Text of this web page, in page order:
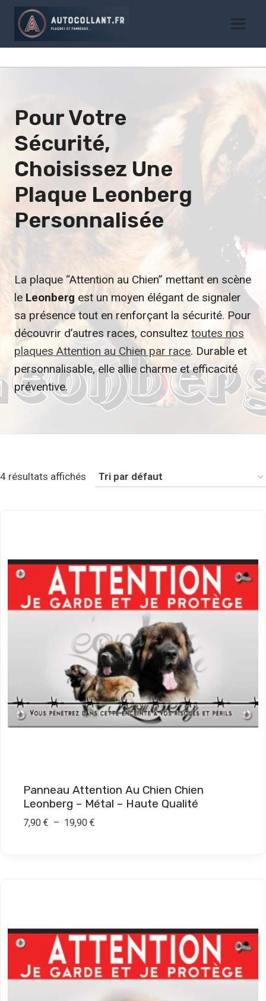
Aller
contenu
Pour Votre
Sécurité,
Choisissez Une
Plaque Leonberg
Personnalisée
La plaque “Attention au Chien” mettant en scène
le Leonberg est un moyen élégant de signaler
sa présence tout en renforçant la sécurité. Pour
découvrir d’autres races, consultez toutes nos
plaques Attention au Chien par race. Durable et
personnalisable, elle allie charme et efficacité
préventive.
4 résultats affichés
Panneau Attention Au Chien Chien
Leonberg – Métal – Haute Qualité
7,90 € – 19,90 €P
p
i
x